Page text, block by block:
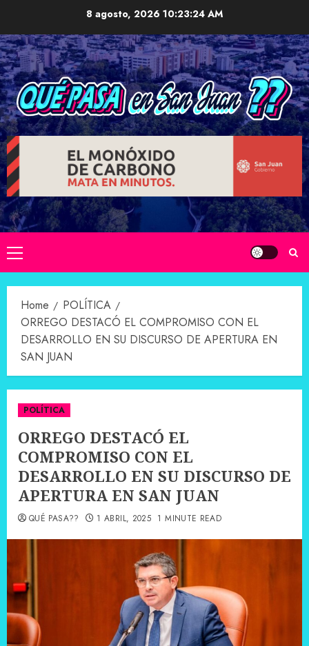
content
8 agosto, 2026 10:23:25 AM
Primary
Menu
Home
POLÍTICA
ORREGO DESTACÓ EL COMPROMISO CON EL
DESARROLLO EN SU DISCURSO DE APERTURA EN
SAN JUAN
POLÍTICA
ORREGO DESTACÓ EL
COMPROMISO CON EL
DESARROLLO EN SU DISCURSO DE
APERTURA EN SAN JUAN
QUÉ PASA?? 1 ABRIL, 2025 1 MINUTE READ